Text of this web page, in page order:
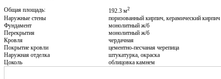
Общая площадь:
192.3 м2
Наружные стены
поризованный кирпич, керамический кирпич
Фундамент
монолитный ж/б
Перекрытия
монолитный ж/б
Кровля
чердачная
Покрытие кровли
цементно-песчаная черепица
Наружная отделка
штукатурка, окраска
Цоколь
облицовка камнем